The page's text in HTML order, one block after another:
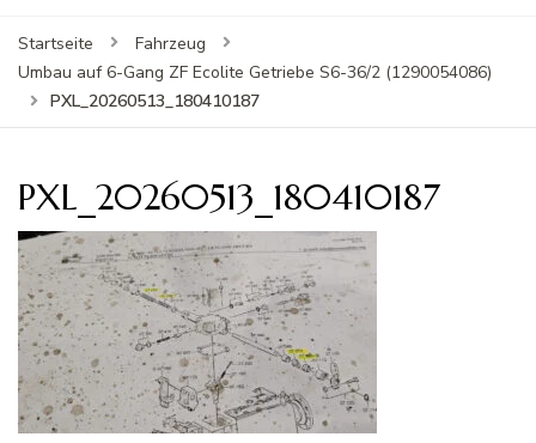
Startseite
Fahrzeug
Umbau auf 6-Gang ZF Ecolite Getriebe S6-36/2 (1290054086)
PXL_20260513_180410187
PXL_20260513_180410187